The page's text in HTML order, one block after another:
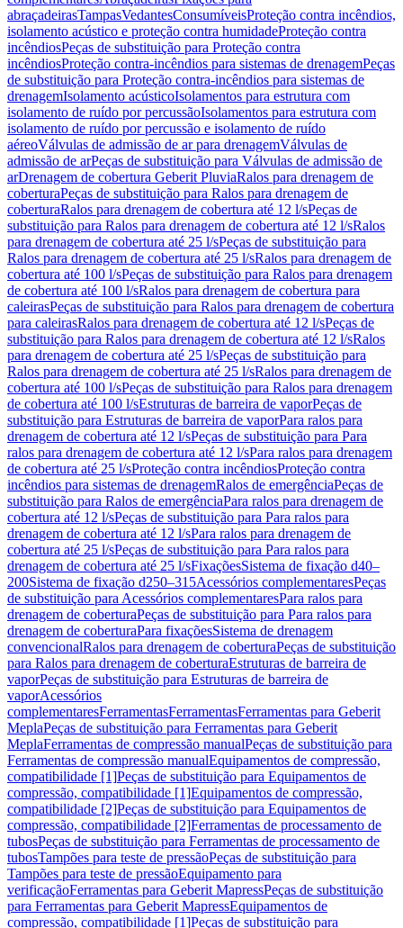
abraçadeirasTampasVedantesConsumíveisProteção contra incêndios,
isolamento acústico e proteção contra humidadeProteção contra
incêndiosPeças de substituição para Proteção contra
incêndiosProteção contra-incêndios para sistemas de drenagemPeças
de substituição para Proteção contra-incêndios para sistemas de
drenagemIsolamento acústicoIsolamentos para estrutura com
isolamento de ruído por percussãoIsolamentos para estrutura com
isolamento de ruído por percussão e isolamento de ruído
aéreoVálvulas de admissão de ar para drenagemVálvulas de
admissão de arPeças de substituição para Válvulas de admissão de
arDrenagem de cobertura Geberit PluviaRalos para drenagem de
coberturaPeças de substituição para Ralos para drenagem de
coberturaRalos para drenagem de cobertura até 12 l/sPeças de
substituição para Ralos para drenagem de cobertura até 12 l/sRalos
para drenagem de cobertura até 25 l/sPeças de substituição para
Ralos para drenagem de cobertura até 25 l/sRalos para drenagem de
cobertura até 100 l/sPeças de substituição para Ralos para drenagem
de cobertura até 100 l/sRalos para drenagem de cobertura para
caleirasPeças de substituição para Ralos para drenagem de cobertura
para caleirasRalos para drenagem de cobertura até 12 l/sPeças de
substituição para Ralos para drenagem de cobertura até 12 l/sRalos
para drenagem de cobertura até 25 l/sPeças de substituição para
Ralos para drenagem de cobertura até 25 l/sRalos para drenagem de
cobertura até 100 l/sPeças de substituição para Ralos para drenagem
de cobertura até 100 l/sEstruturas de barreira de vaporPeças de
substituição para Estruturas de barreira de vaporPara ralos para
drenagem de cobertura até 12 l/sPeças de substituição para Para
ralos para drenagem de cobertura até 12 l/sPara ralos para drenagem
de cobertura até 25 l/sProteção contra incêndiosProteção contra
incêndios para sistemas de drenagemRalos de emergênciaPeças de
substituição para Ralos de emergênciaPara ralos para drenagem de
cobertura até 12 l/sPeças de substituição para Para ralos para
drenagem de cobertura até 12 l/sPara ralos para drenagem de
cobertura até 25 l/sPeças de substituição para Para ralos para
drenagem de cobertura até 25 l/sFixaçõesSistema de fixação d40–
200Sistema de fixação d250–315Acessórios complementaresPeças
de substituição para Acessórios complementaresPara ralos para
drenagem de coberturaPeças de substituição para Para ralos para
drenagem de coberturaPara fixaçõesSistema de drenagem
convencionalRalos para drenagem de coberturaPeças de substituição
para Ralos para drenagem de coberturaEstruturas de barreira de
vaporPeças de substituição para Estruturas de barreira de
vaporAcessórios
complementaresFerramentasFerramentasFerramentas para Geberit
MeplaPeças de substituição para Ferramentas para Geberit
MeplaFerramentas de compressão manualPeças de substituição para
Ferramentas de compressão manualEquipamentos de compressão,
compatibilidade [1]Peças de substituição para Equipamentos de
compressão, compatibilidade [1]Equipamentos de compressão,
compatibilidade [2]Peças de substituição para Equipamentos de
compressão, compatibilidade [2]Ferramentas de processamento de
tubosPeças de substituição para Ferramentas de processamento de
tubosTampões para teste de pressãoPeças de substituição para
Tampões para teste de pressãoEquipamento para
verificaçãoFerramentas para Geberit MapressPeças de substituição
para Ferramentas para Geberit MapressEquipamentos de
compressão, compatibilidade [1]Peças de substituição para